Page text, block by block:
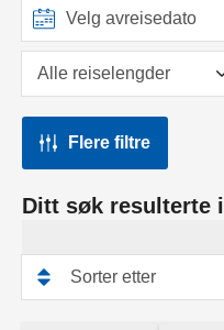
Flere filtre
Ditt søk resulterte i